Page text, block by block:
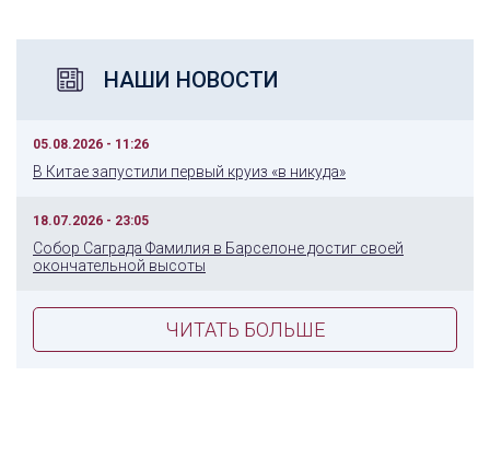
НАШИ НОВОСТИ
05.08.2026 - 11:26
В Китае запустили первый круиз «в никуда»
18.07.2026 - 23:05
Собор Саграда Фамилия в Барселоне достиг своей
окончательной высоты
ЧИТАТЬ БОЛЬШЕ